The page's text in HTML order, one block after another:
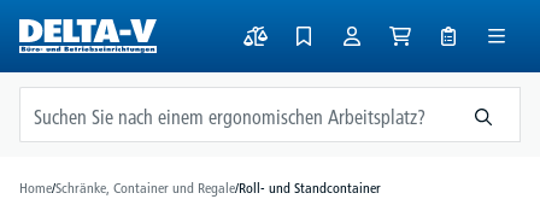
springen
Home/Schränke, Container und Regale/Roll- und Standcontainer